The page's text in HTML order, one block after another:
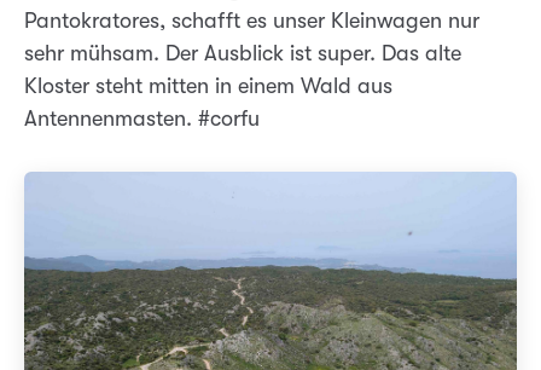
Pantokratores, schafft es unser Kleinwagen nur
sehr mühsam. Der Ausblick ist super. Das alte
Kloster steht mitten in einem Wald aus
Antennenmasten. #corfu